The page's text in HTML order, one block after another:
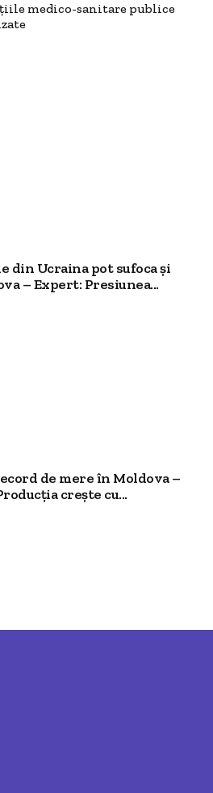
medico-sanitare publice
din Ucraina pot sufoca și
– Expert: Presiunea...
de mere în Moldova –
crește cu...